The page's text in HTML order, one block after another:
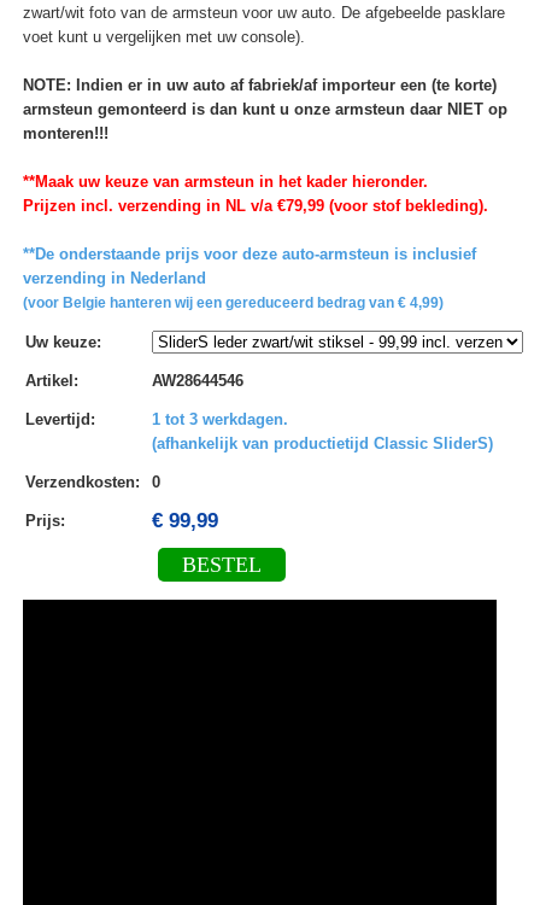
zwart/wit foto van de armsteun voor uw auto. De afgebeelde pasklare
voet kunt u vergelijken met uw console).
NOTE: Indien er in uw auto af fabriek/af importeur een (te korte)
armsteun gemonteerd is dan kunt u onze armsteun daar NIET op
monteren!!!
**Maak uw keuze van armsteun in het kader hieronder.
Prijzen incl. verzending in NL v/a €79,99 (voor stof bekleding).
**De onderstaande prijs voor deze auto-armsteun is inclusief
verzending in Nederland
(voor Belgie hanteren wij een gereduceerd bedrag van € 4,99)
Uw keuze:
Artikel : AW28644546
Levertijd :
1 tot 3 werkdagen.
(afhankelijk van productietijd Classic SliderS)
Verzendkosten: 0
Prijs: € 99,99
BESTEL